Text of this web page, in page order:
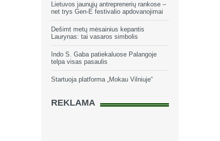
Lietuvos jaunųjų antreprenerių rankose –
net trys Gen-E festivalio apdovanojimai
Dešimt metų mėsainius kepantis
Laurynas: tai vasaros simbolis
Indo S. Gaba patiekaluose Palangoje
telpa visas pasaulis
Startuoja platforma „Mokau Vilniuje“
REKLAMA